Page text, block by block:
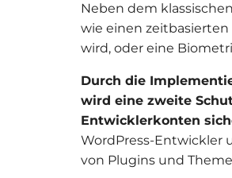
Neben dem
wie einen
wird, oder eine
Durch die
wird eine zweite
Entwicklerkonten
WordPress-Entwickler
von Plugins und